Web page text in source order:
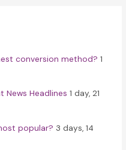
conversion method? 1
News Headlines 1 day, 21
popular? 3 days, 14